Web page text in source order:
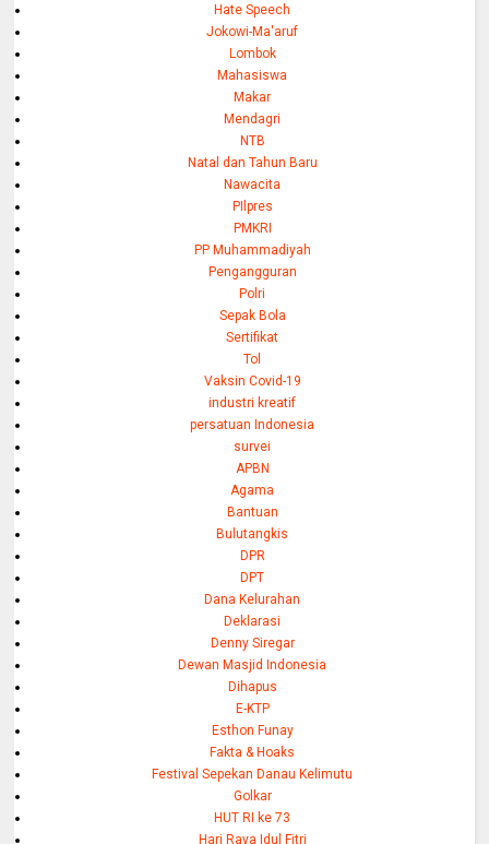
Hate Speech
Jokowi-Ma'aruf
Lombok
Mahasiswa
Makar
Mendagri
NTB
Natal dan Tahun Baru
Nawacita
PIlpres
PMKRI
PP Muhammadiyah
Pengangguran
Polri
Sepak Bola
Sertifikat
Tol
Vaksin Covid-19
industri kreatif
persatuan Indonesia
survei
APBN
Agama
Bantuan
Bulutangkis
DPR
DPT
Dana Kelurahan
Deklarasi
Denny Siregar
Dewan Masjid Indonesia
Dihapus
E-KTP
Esthon Funay
Fakta & Hoaks
Festival Sepekan Danau Kelimutu
Golkar
HUT RI ke 73
Hari Raya Idul Fitri